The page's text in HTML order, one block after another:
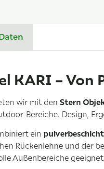
KARI – Von
wir mit den Stern
Bereiche. Design,
ein
Rückenlehne und der
Außenbereiche geeignet.